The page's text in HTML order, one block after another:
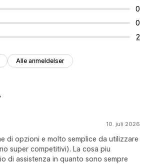
0
0
2
Alle anmeldelser
10. juli 2026
di opzioni e molto semplice da utilizzare
super competitivi). La cosa piu
di assistenza in quanto sono sempre